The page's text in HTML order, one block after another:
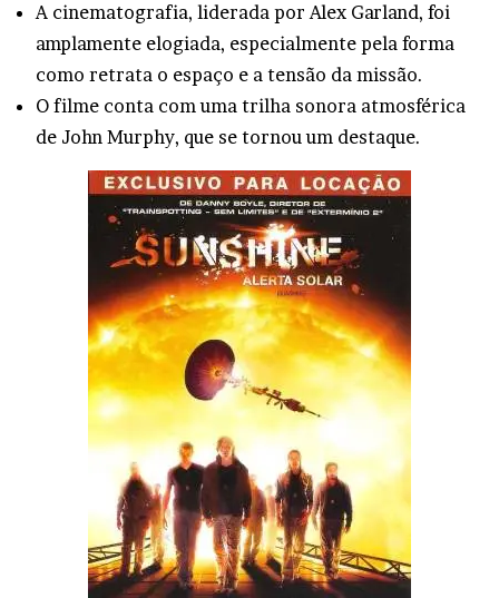
A cinematografia, liderada por Alex Garland, foi
amplamente elogiada, especialmente pela forma
como retrata o espaço e a tensão da missão.
O filme conta com uma trilha sonora atmosférica
de John Murphy, que se tornou um destaque.